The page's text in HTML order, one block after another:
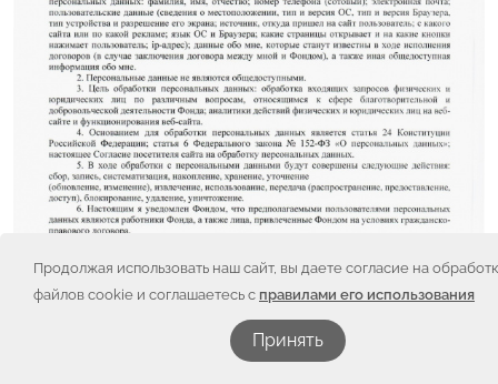
Продолжая использовать наш сайт, вы даете согласие на
файлов cookie и соглашаетесь с правилами его использования
Принять